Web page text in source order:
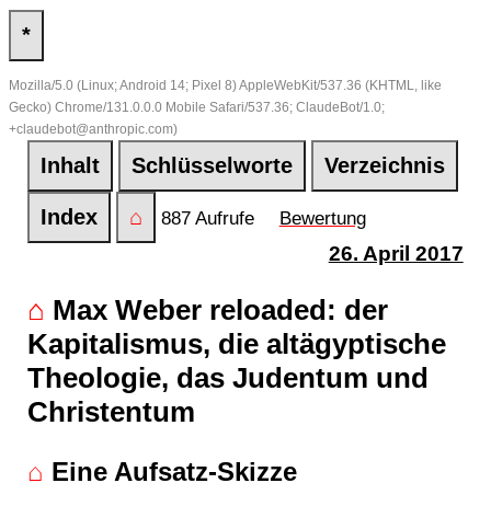
*
Mozilla/5.0 (Linux; Android 14; Pixel 8) AppleWebKit/537.36 (KHTML, like
Gecko) Chrome/131.0.0.0 Mobile Safari/537.36; ClaudeBot/1.0;
+claudebot@anthropic.com)
Inhalt Schlüsselworte Verzeichnis
Index ⌂ 887 Aufrufe Bewertung
26. April 2017
⌂ Max Weber reloaded: der
Kapitalismus, die altägyptische
Theologie, das Judentum und
Christentum
⌂ Eine Aufsatz-Skizze